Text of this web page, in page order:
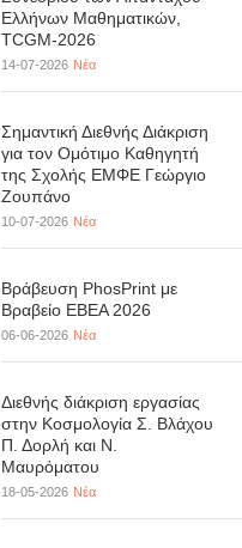
Ελλήνων Μαθηματικών,
TCGM-2026
14-07-2026 Νέα
Σημαντική Διεθνής Διάκριση
για τον Ομότιμο Καθηγητή
της Σχολής ΕΜΦΕ Γεώργιο
Ζουπάνο
10-07-2026 Νέα
Βράβευση PhosPrint με
Βραβείο ΕΒΕΑ 2026
06-06-2026 Νέα
Διεθνής διάκριση εργασίας
στην Κοσμολογία Σ. Βλάχου
Π. Δορλή και Ν.
Μαυρόματου
18-05-2026 Νέα